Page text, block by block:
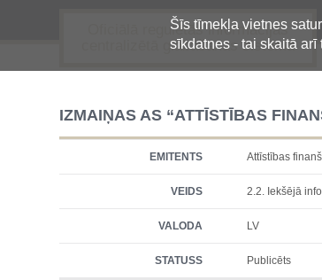
Šīs tīmekļa vietnes
sīkdatnes - tai skaitā
Oficiālā regulētās informācijas
centralizētā glabāšanas sistēma
IZMAIŅAS AS “ATTĪSTĪBAS
EMITENTS Attīstības
VEIDS 2.2. Iekšējā
VALODA LV
STATUSS Publicēts